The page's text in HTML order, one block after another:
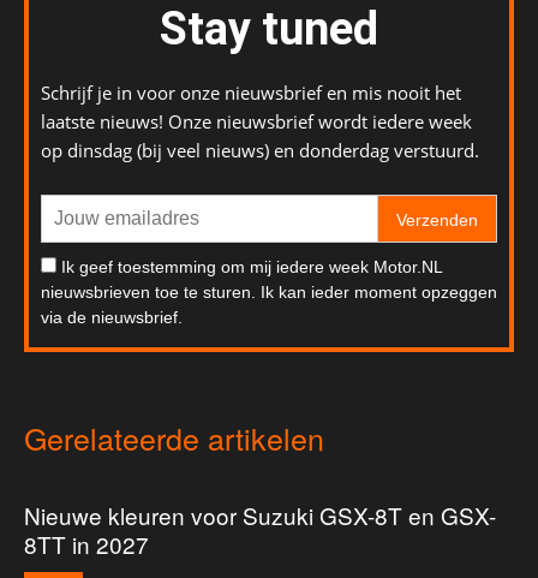
Stay tuned
Schrijf je in voor onze nieuwsbrief en mis nooit het
laatste nieuws! Onze nieuwsbrief wordt iedere week
op dinsdag (bij veel nieuws) en donderdag verstuurd.
Verzenden
Ik geef toestemming om mij iedere week Motor.NL
nieuwsbrieven toe te sturen. Ik kan ieder moment opzeggen
via de nieuwsbrief.
Gerelateerde artikelen
Nieuwe kleuren voor Suzuki GSX-8T en GSX-
8TT in 2027